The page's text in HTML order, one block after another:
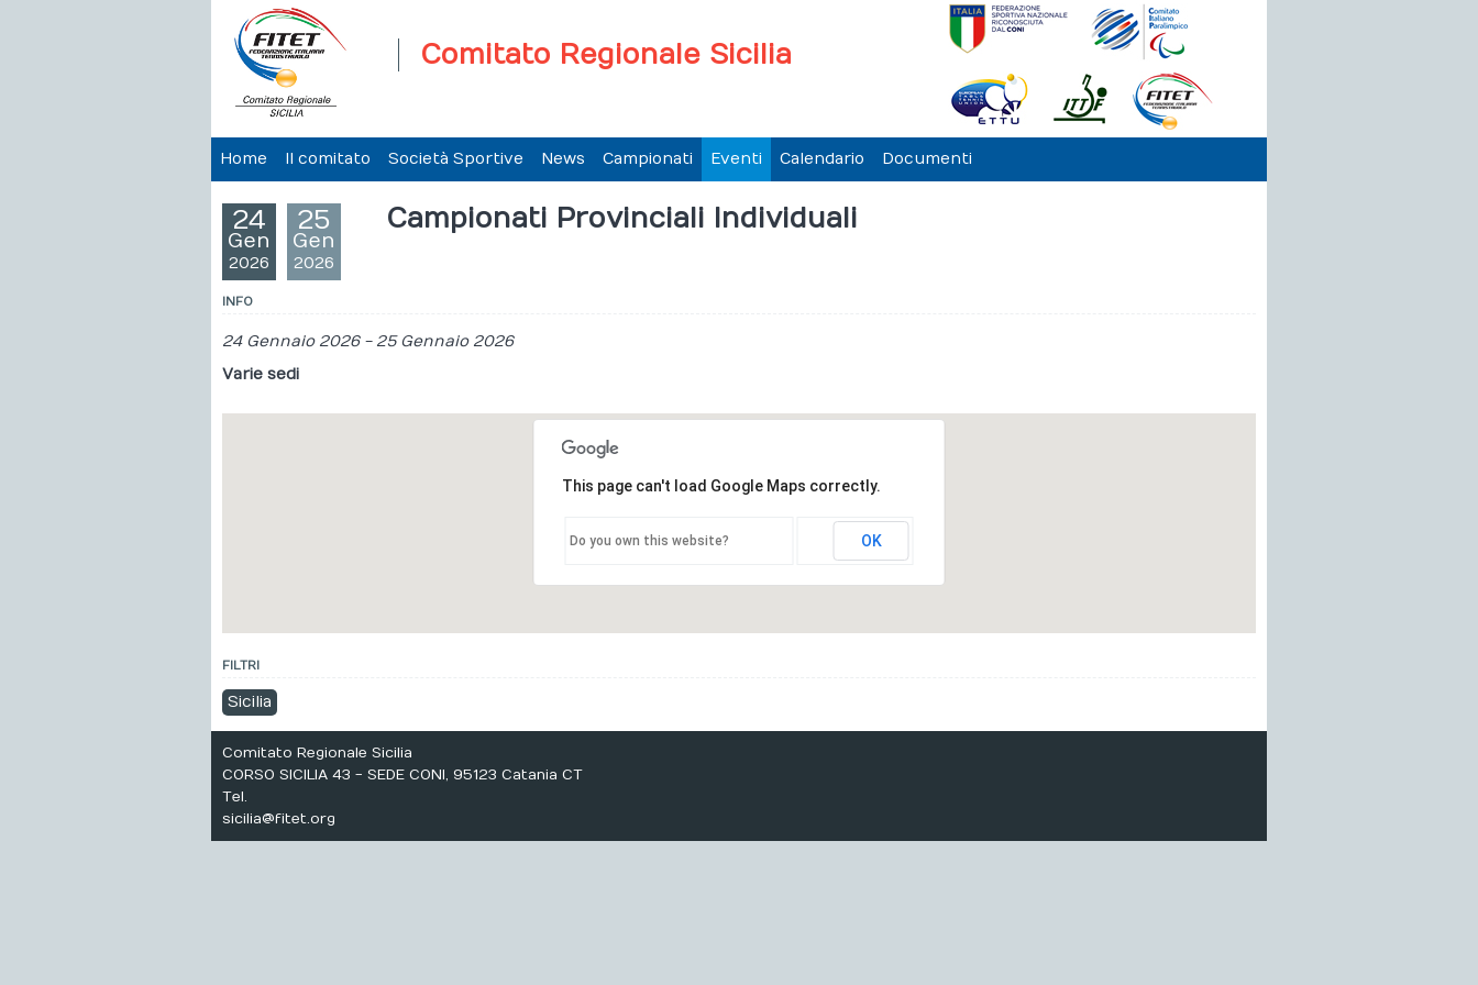
Comitato Regionale Sicilia
Home Il comitato Società Sportive News Campionati Eventi Calendario Documenti
24
Gen
2026
25
Gen
2026
Campionati Provinciali Individuali
INFO
24 Gennaio 2026- 25 Gennaio 2026
Varie sedi
This page can't load Google Maps correctly.
Do you own this website? OK
FILTRI
Sicilia
Comitato Regionale Sicilia
CORSO SICILIA 43 - SEDE CONI, 95123 Catania CT
Tel.
sicilia@fitet.org